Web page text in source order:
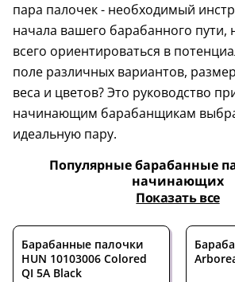
пара палочек - необходимый
начала вашего барабанного пути,
всего ориентироваться в
поле различных вариантов,
веса и цветов? Это руководство
начинающим барабанщикам
идеальную пару.
Популярные барабанные
начинающих
Показать все
Барабанные палочки
HUN 10103006 Colored
QI 5A Black